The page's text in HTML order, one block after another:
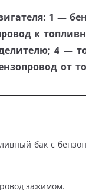
1 —
к
4 —
от
бак с
зажимом.